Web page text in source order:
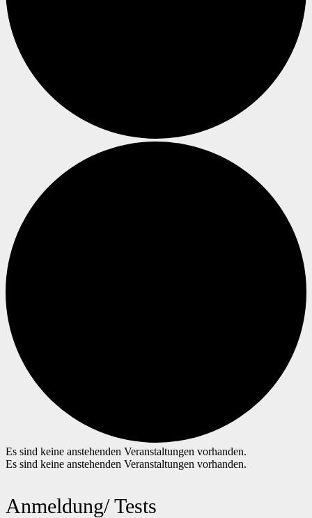
Es sind keine anstehenden Veranstaltungen vorhanden.
Es sind keine anstehenden Veranstaltungen vorhanden.
Anmeldung/ Tests